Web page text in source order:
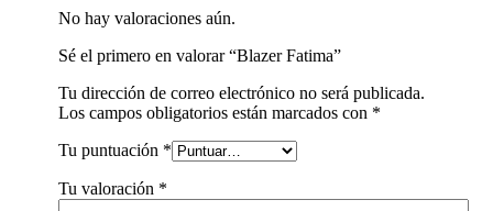
No hay valoraciones aún.
Sé el primero en valorar “Blazer Fatima”
Tu dirección de correo electrónico no será publicada.
Los campos obligatorios están marcados con *
Tu puntuación *
Tu valoración *